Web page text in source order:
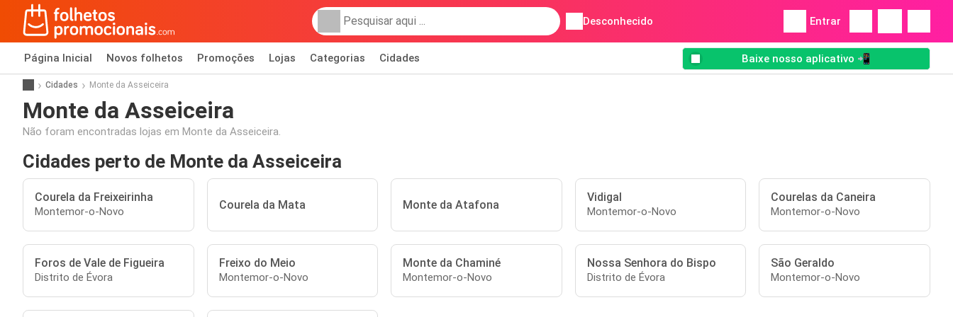
Desconhecido Entrar
Página Inicial Novos folhetos Promoções Lojas Categorias Cidades Baixe nosso aplicativo 📲
Cidades Monte da Asseiceira
Monte da Asseiceira
Não foram encontradas lojas em Monte da Asseiceira.
Cidades perto de Monte da Asseiceira
Courela da Freixeirinha
Montemor-o-Novo Courela da Mata Monte da Atafona
Vidigal
Montemor-o-Novo
Courelas da Caneira
Montemor-o-Novo
Foros de Vale de Figueira
Distrito de Évora
Freixo do Meio
Montemor-o-Novo
Monte da Chaminé
Montemor-o-Novo
Nossa Senhora do Bispo
Distrito de Évora
São Geraldo
Montemor-o-Novo